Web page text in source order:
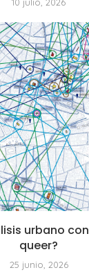
urbano
queer?
25 junio, 2026